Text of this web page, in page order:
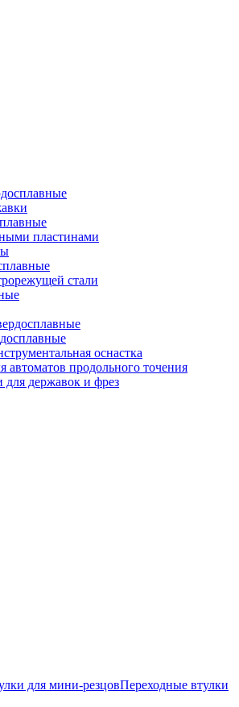
пластинами
стали
оснастка
автоматов продольного точения
для державок и фрез
Переходные втулки